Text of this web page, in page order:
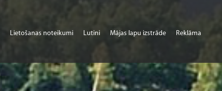
Lietošanas noteikumi Lutini Mājas lapu izstrāde Reklāma